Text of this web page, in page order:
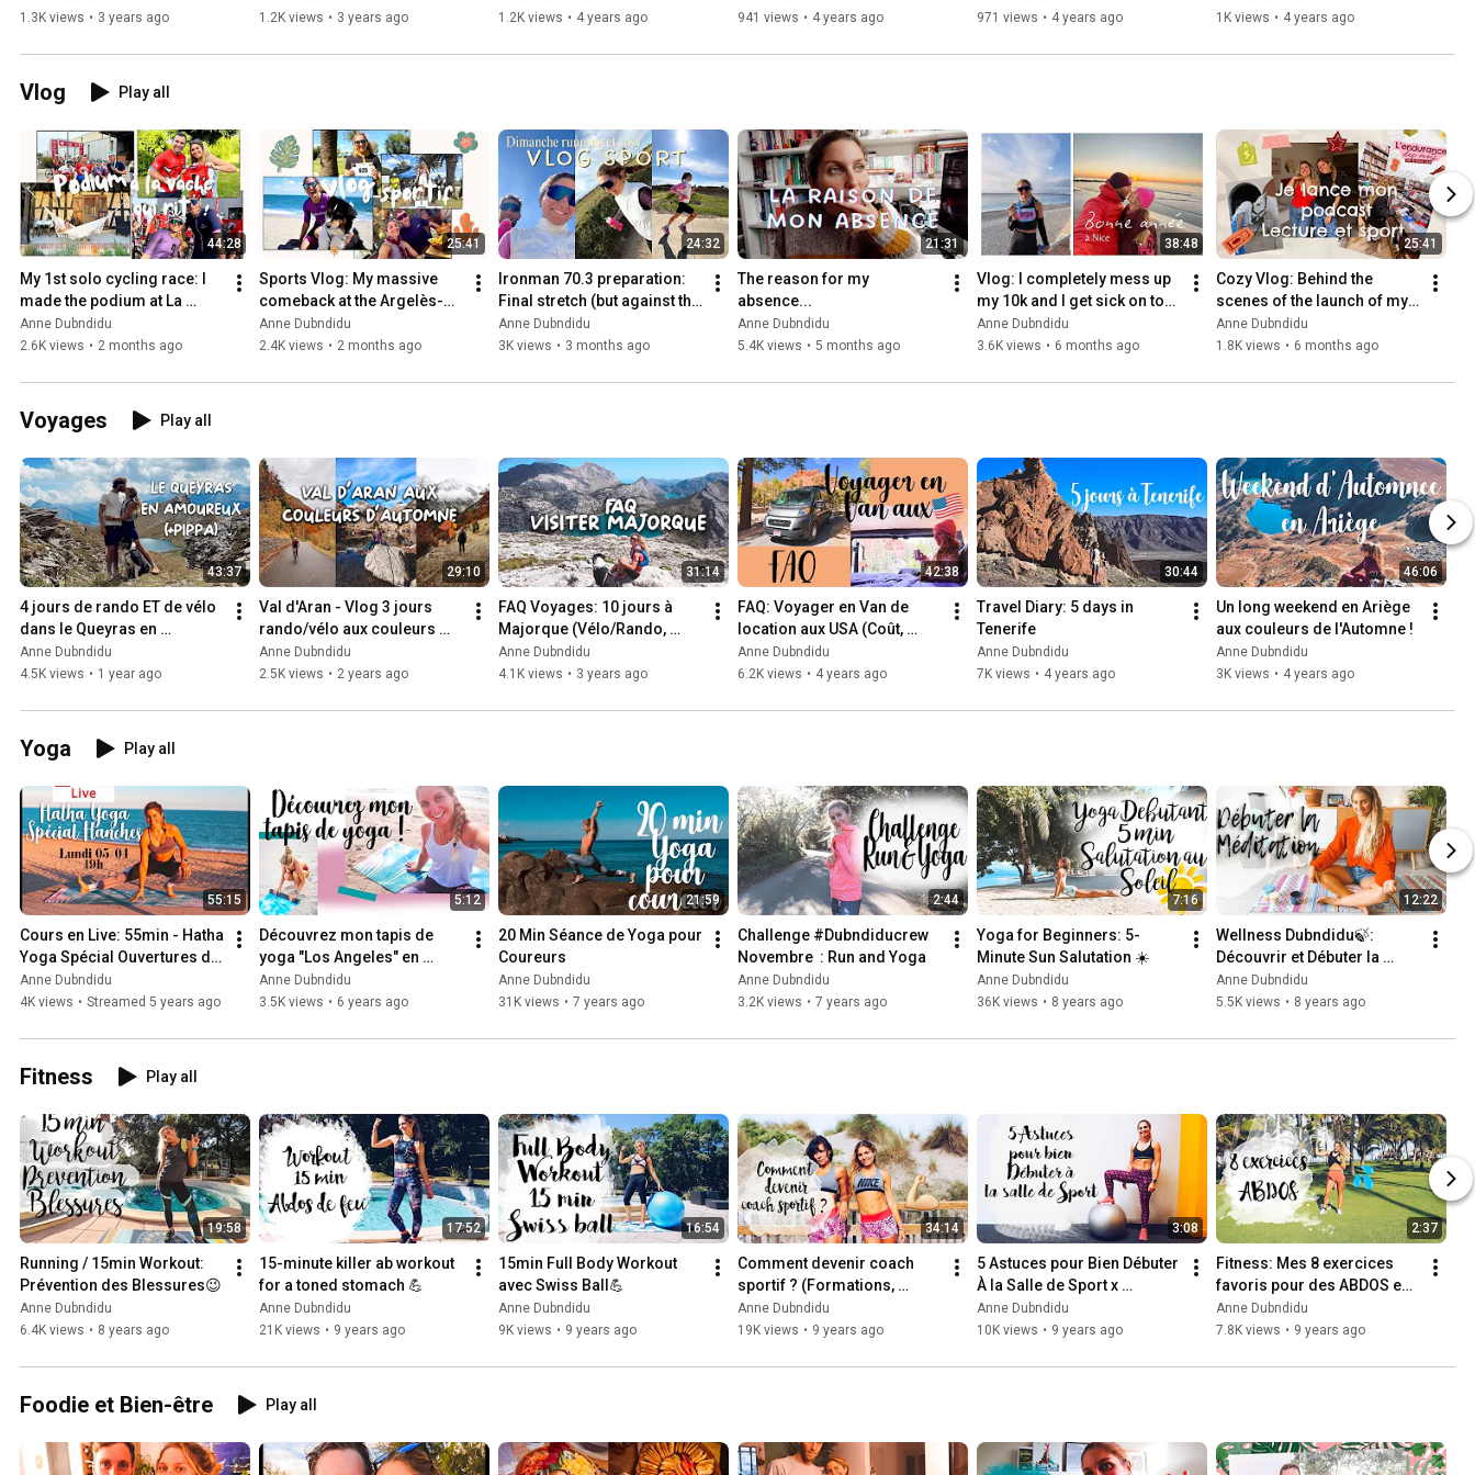
1.3K views • 3 years ago
1.2K views • 3 years ago
1.2K views • 4 years ago
941 views • 4 years ago
971 views • 4 years ago
1K views • 4 years ago
Vlog Play all
44:28
My 1st solo cycling race: I
made the podium at La
Vache Qui Rit
Anne Dubndidu
2.6K views • 2 months ago
25:41
Sports Vlog: My massive
comeback at the Argelès-
sur-Mer triathlon to finish...
4th!
Anne Dubndidu
2.4K views • 2 months ago
24:32
Ironman 70.3 preparation:
Final stretch (but against the
wind)
Anne Dubndidu
3K views • 3 months ago
21:31
The reason for my
absence...
Anne Dubndidu
5.4K views • 5 months ago
38:48
Vlog: I completely mess up
my 10k and I get sick on top
of it
Anne Dubndidu
3.6K views • 6 months ago
25:41
Cozy Vlog: Behind the
scenes of the launch of my
new podcast
Anne Dubndidu
1.8K views • 6 months ago
Voyages Play all
43:37
4 jours de rando ET de vélo
dans le Queyras en
AMOUREUX
Anne Dubndidu
4.5K views • 1 year ago
29:10
Val d'Aran - Vlog 3 jours
rando/vélo aux couleurs
d'automne
Anne Dubndidu
2.5K views • 2 years ago
31:14
FAQ Voyages: 10 jours à
Majorque (Vélo/Rando,
Transport, Logement...)
Anne Dubndidu
4.1K views • 3 years ago
42:38
FAQ: Voyager en Van de
location aux USA (Coût,
location, camper..)
Anne Dubndidu
6.2K views • 4 years ago
30:44
Travel Diary: 5 days in
Tenerife
Anne Dubndidu
7K views • 4 years ago
46:06
Un long weekend en Ariège
aux couleurs de l'Automne !
Anne Dubndidu
3K views • 4 years ago
Yoga Play all
55:15
Cours en Live: 55min - Hatha
Yoga Spécial Ouvertures de
Hanches
Anne Dubndidu
4K views • Streamed 5 years ago
5:12
Découvrez mon tapis de
yoga "Los Angeles" en
collaboration avec BAYA🌴 !
Anne Dubndidu
3.5K views • 6 years ago
21:59
20 Min Séance de Yoga pour
Coureurs
Anne Dubndidu
31K views • 7 years ago
2:44
Challenge #Dubndiducrew
Novembre  : Run and Yoga
Anne Dubndidu
3.2K views • 7 years ago
7:16
Yoga for Beginners: 5-
Minute Sun Salutation ☀️
Anne Dubndidu
36K views • 8 years ago
12:22
Wellness Dubndidu🍃:
Découvrir et Débuter la
Méditation
Anne Dubndidu
5.5K views • 8 years ago
Fitness Play all
19:58
Running / 15min Workout:
Prévention des Blessures😉
Anne Dubndidu
6.4K views • 8 years ago
17:52
15-minute killer ab workout
for a toned stomach 💪
Anne Dubndidu
21K views • 9 years ago
16:54
15min Full Body Workout
avec Swiss Ball💪
Anne Dubndidu
9K views • 9 years ago
34:14
Comment devenir coach
sportif ? (Formations,
STAPS, Entrainement...)
Anne Dubndidu
19K views • 9 years ago
3:08
5 Astuces pour Bien Débuter
À la Salle de Sport x
Neoness 💪
Anne Dubndidu
10K views • 9 years ago
2:37
Fitness: Mes 8 exercices
favoris pour des ABDOS en
béton 💪
Anne Dubndidu
7.8K views • 9 years ago
Foodie et Bien-être Play all